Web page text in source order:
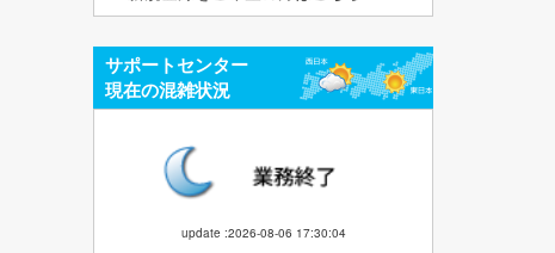
サポートセンター
現在の混雑状況
update :2026-08-06 17:30:04